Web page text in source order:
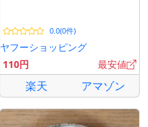
0.0(0件)
ヤフーショッピング
110円
最安値
楽天 アマゾン